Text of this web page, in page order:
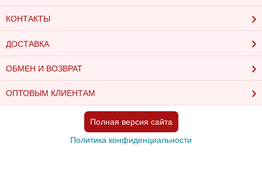
КОНТАКТЫ
ДОСТАВКА
ОБМЕН И ВОЗВРАТ
ОПТОВЫМ КЛИЕНТАМ
Полная версия сайта
Политика конфиденциальности